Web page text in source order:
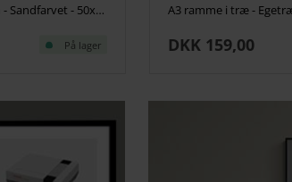
Plakat - Sindsrobønnen - Sandfarvet - 50x70cm
På lager
A3 ramme i træ -
DKK 159,00